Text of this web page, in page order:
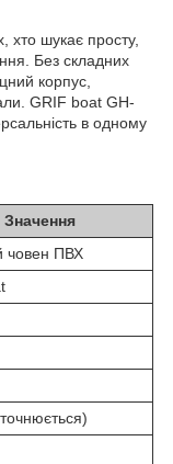
хто шукає просту,
Без складних
корпус,
GRIF boat GH-
в одному
Значення
човен ПВХ